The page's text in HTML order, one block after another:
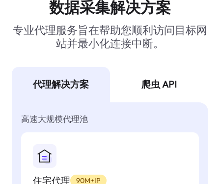
数据采集解决方案
专业代理服务旨在帮助您顺利访问目标网
站并最小化连接中断。
代理解决方案 爬虫 API
高速大规模代理池
住宅代理 90M+IP